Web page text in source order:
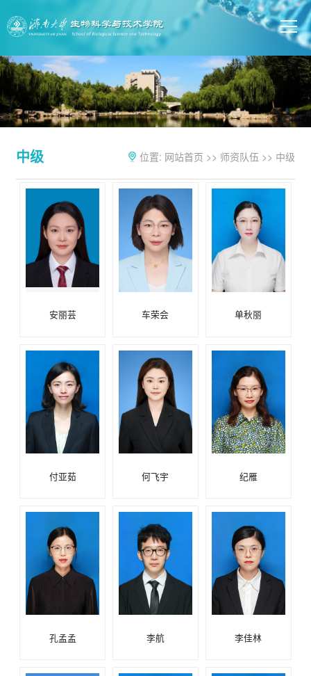
中级 位置: 网站首页 >> 师资队伍 >> 中级
安丽芸 车荣会 单秋丽
付亚茹 何飞宇 纪雁
孔孟孟 李航 李佳林